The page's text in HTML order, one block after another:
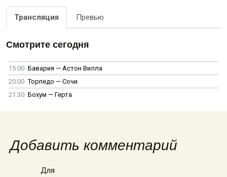
Трансляция Превью
Смотрите сегодня
15:00 Бавария — Астон Вилла
20:00 Торпедо — Сочи
21:30 Бохум — Герта
Добавить комментарий
Для